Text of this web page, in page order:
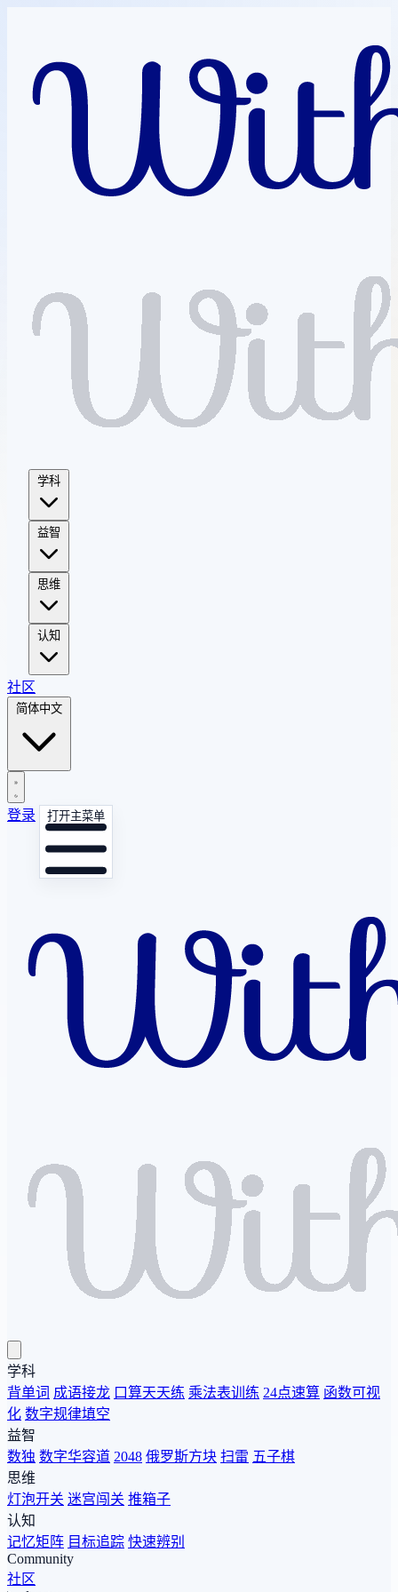
学科
益智
思维
认知
社区
简体中文
登录 打开主菜单
学科
背单词 成语接龙 口算天天练 乘法表训练 24点速算 函数可视
化 数字规律填空
益智
数独 数字华容道 2048 俄罗斯方块 扫雷 五子棋
思维
灯泡开关 迷宫闯关 推箱子
认知
记忆矩阵 目标追踪 快速辨别
Community
社区